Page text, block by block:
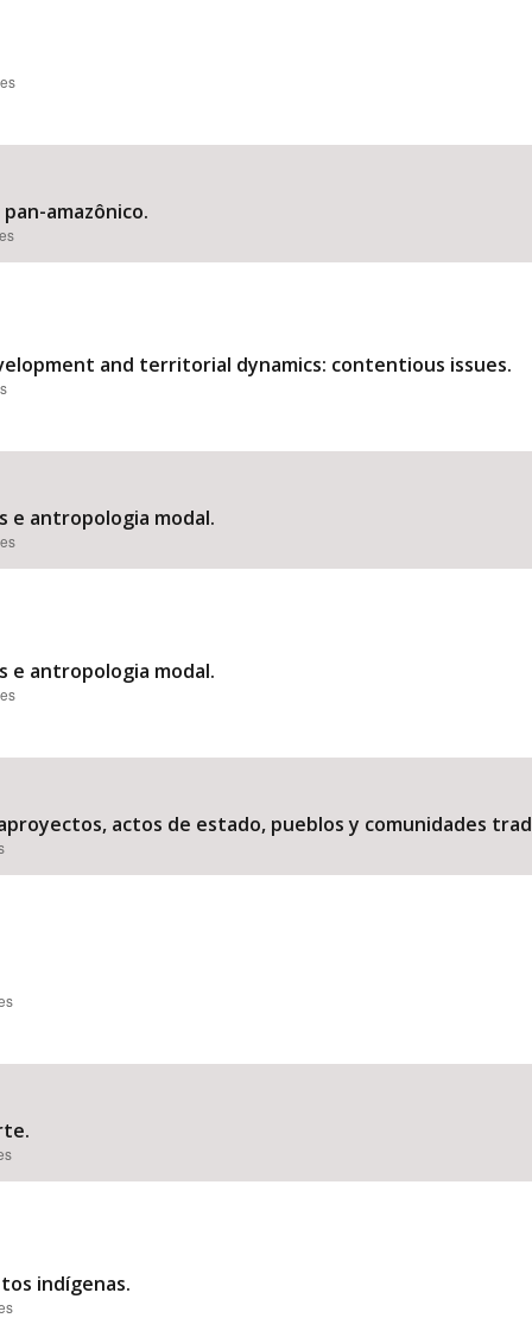
amazônico.
and territorial dynamics: contentious issues.
e antropologia modal.
e antropologia modal.
actos de estado, pueblos y comunidades
indígenas.